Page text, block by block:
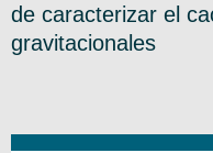
de caracterizar el
gravitacionales